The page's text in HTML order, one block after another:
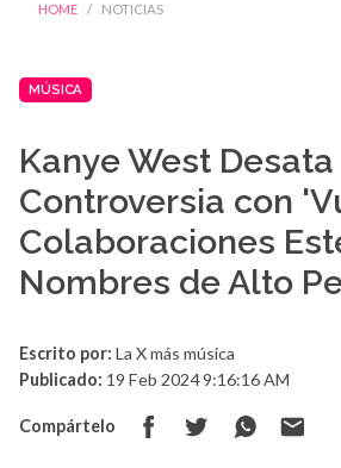
HOME NOTICIAS
MÚSICA
Kanye West Desata
Controversia con
Colaboraciones
Nombres de Alto
Escrito por: La X más música
Publicado: 19 Feb 2024 9:16:16 AM
Compártelo